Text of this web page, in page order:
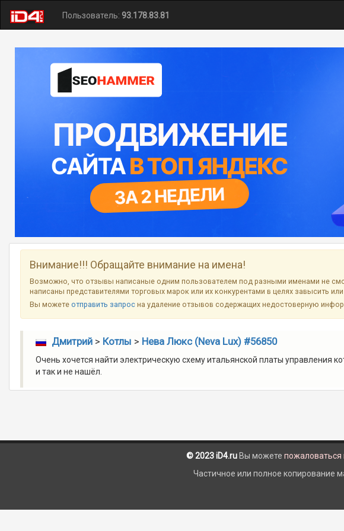
Пользователь: 93.178.83.81
Внимание!!! Обращайте внимание на имена!
Возможно, что отзывы написаные одним пользователем под разными именами не
написаны представителями торговых марок или их конкурентами в целях завысить
Вы можетеотправить запрос на удаление отзывов содержащих недостоверную
Дмитрий> Котлы > Нева Люкс (Neva Lux) #56850
Очень хочется найти электрическую схему итальянской платы управления
и так и не нашёл.
© 2023 iD4.ru Вы можете пожаловаться
Частичное или полное копирование